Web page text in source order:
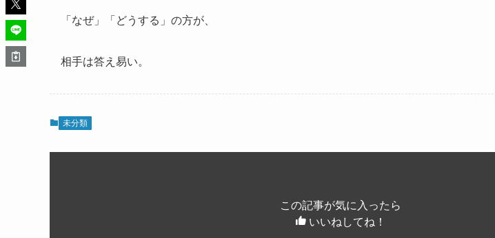
「なぜ」「どうする」の方が、
相手は答え易い。
未分類
この記事が気に入ったら
いいねしてね！